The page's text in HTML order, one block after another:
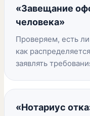
«Завещание
человека»
Проверяем, есть
как
заявлять
«Нотариус